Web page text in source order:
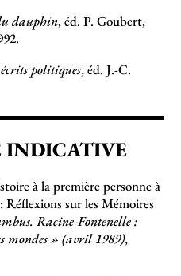
dauphin, éd. P. Goubert,
politiques, éd. J.-C.
INDICATIVE
à la première personne à
sur les Mémoires
Racine-Fontenelle :
mondes» (avril 1989),